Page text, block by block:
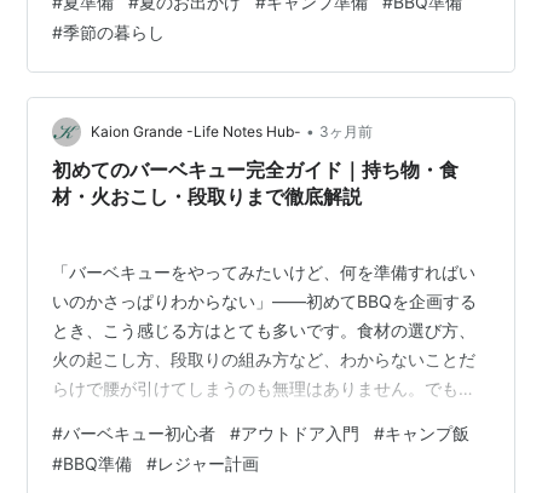
袋やクーラーボックスに入れておくだけで、暑い日の持
ち歩きが少し安心になります。 夏休みのレジャーや、週
末のアウトドアにも使いやすそうです🏕️飲み物を冷やし
ておきたい時や、買い物帰りの食品がぬるくなるのを防
ぎたい時にも、ひとつあると頼もしいですね。 ステンレ
ス製で見た目がすっきりしている…
#季節の暮らし
Kaion Grande -Life Notes Hub- • 3ヶ月前
初めてのバーベキュー完全ガイド｜持ち物・食
材・火おこし・段取りまで徹底解説
「バーベキューをやってみたいけど、何を準備すればい
いのかさっぱりわからない」——初めてBBQを企画する
とき、こう感じる方はとても多いです。食材の選び方、
火の起こし方、段取りの組み方など、わからないことだ
らけで腰が引けてしまうのも無理はありません。でも安
絶対に楽しいバーベキューができます。この記事では、
持ち物リストから食材の選び方、火おこしのコツ、当日
#バーベキュー初心者 #アウトドア入門 #キャンプ飯
#BBQ準備 #レジャー計画